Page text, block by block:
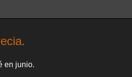
en junio.